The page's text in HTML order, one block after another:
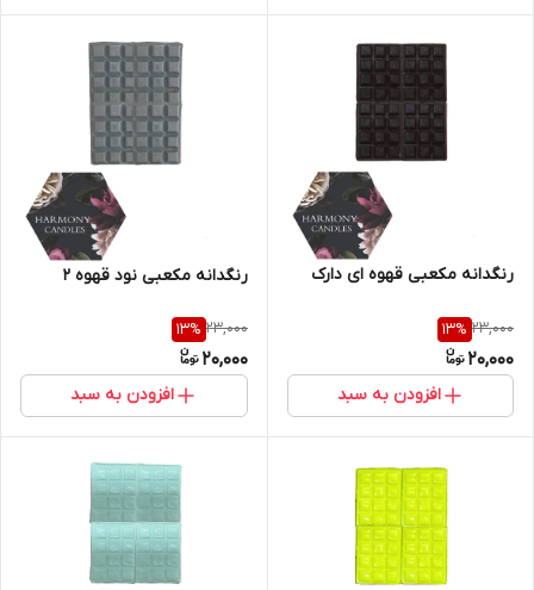
رنگدانه مکعبی قهوه ای دارک
23,000
13%
20,000
افزودن به سبد
رنگدانه مکعبی نود قهوه ۲
23,000
13%
20,000
افزودن به سبد